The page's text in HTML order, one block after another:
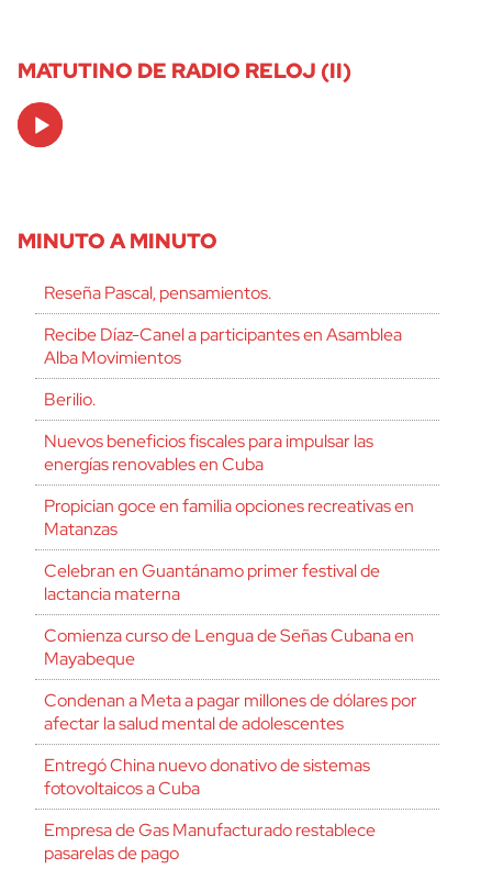
MATUTINO DE RADIO RELOJ (II)
Audio
Player
MINUTO A MINUTO
Reseña Pascal, pensamientos.
Recibe Díaz-Canel a participantes en Asamblea
Alba Movimientos
Berilio.
Nuevos beneficios fiscales para impulsar las
energías renovables en Cuba
Propician goce en familia opciones recreativas en
Matanzas
Celebran en Guantánamo primer festival de
lactancia materna
Comienza curso de Lengua de Señas Cubana en
Mayabeque
Condenan a Meta a pagar millones de dólares por
afectar la salud mental de adolescentes
Entregó China nuevo donativo de sistemas
fotovoltaicos a Cuba
Empresa de Gas Manufacturado restablece
pasarelas de pago